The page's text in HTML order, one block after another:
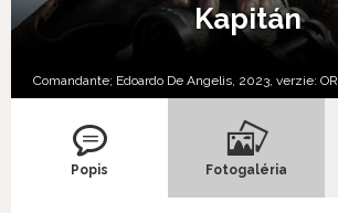
Kapitán
Comandante; Edoardo De Angelis, 2023, verzie: OR,
Popis Fotogaléria